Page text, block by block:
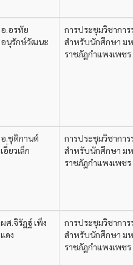
อ.อรทัย
อนุรักษ์วัฒนะ
การประชุมวิชากา
สำหรับนักศึกษา ม
ราชภัฏกำแพงเพช
อ.ชุติกานต์
เอี่ยวเล็ก
การประชุมวิชากา
สำหรับนักศึกษา ม
ราชภัฏกำแพงเพช
ผศ.จิรัฎฐ์ เพ็ง
แดง
การประชุมวิชากา
สำหรับนักศึกษา ม
ราชภัฏกำแพงเพช